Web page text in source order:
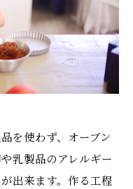
を使わず、オーブン
乳製品のアレルギー
出来ます。作る工程